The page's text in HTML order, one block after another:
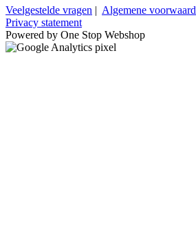
Veelgestelde vragen | Algemene
Privacy statement
Powered by One Stop Webshop